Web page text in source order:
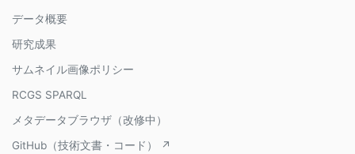
データ概要
研究成果
サムネイル画像ポリシー
RCGS SPARQL
メタデータブラウザ（改修中）
GitHub（技術文書・コード） ↗